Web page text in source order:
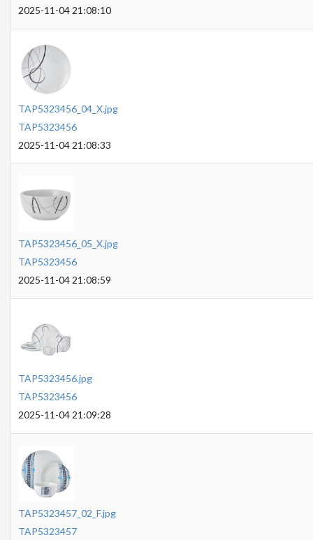
2025-11-04 21:08:10
TAP5323456_04_X.jpg
TAP5323456
2025-11-04 21:08:33
TAP5323456_05_X.jpg
TAP5323456
2025-11-04 21:08:59
TAP5323456.jpg
TAP5323456
2025-11-04 21:09:28
TAP5323457_02_F.jpg
TAP5323457